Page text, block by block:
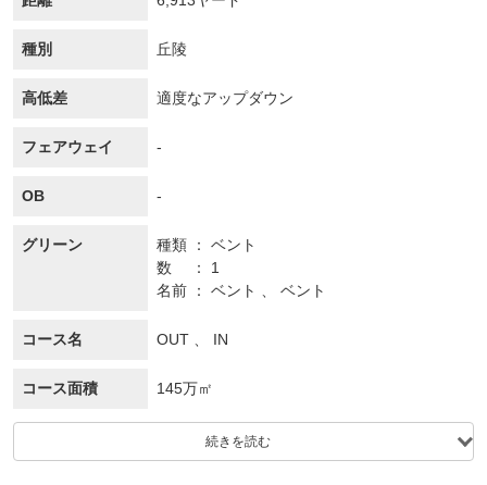
種別 丘陵
高低差 適度なアップダウン
フェアウェイ -
OB -
グリーン 種類
ベント
数
1
名前
ベント 、 ベント
コース名 OUT 、 IN
コース面積 145万㎡
続きを読む